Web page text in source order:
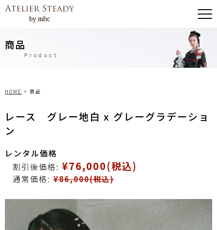
商品
Product
HOME > 商品
レース グレー地白 x グレーグラデーショ
ン
レンタル価格
割引後価格: ¥76,000(税込)
通常価格: ¥86,000(税込)